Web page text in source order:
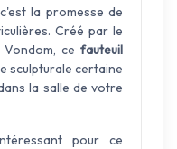
la promesse de
Créé par le
ce fauteuil
sculpturale certaine
la salle de votre
pour ce